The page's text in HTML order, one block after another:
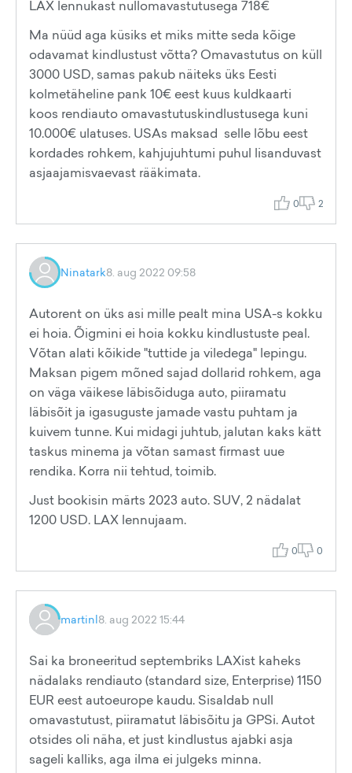
LAX lennukast nullomavastutusega 718€
Ma nüüd aga küsiks et miks mitte seda kõige
odavamat kindlustust võtta? Omavastutus on küll
3000 USD, samas pakub näiteks üks Eesti
kolmetäheline pank 10€ eest kuus kuldkaarti
koos rendiauto omavastutuskindlustusega kuni
10.000€ ulatuses. USAs maksad selle lõbu eest
kordades rohkem, kahjujuhtumi puhul lisanduvast
asjaajamisvaevast rääkimata.
0 2
Ninatark8. aug 2022 09:58
Autorent on üks asi mille pealt mina USA-s kokku
ei hoia. Õigmini ei hoia kokku kindlustuste peal.
Võtan alati kõikide "tuttide ja viledega" lepingu.
Maksan pigem mõned sajad dollarid rohkem, aga
on väga väikese läbisõiduga auto, piiramatu
läbisõit ja igasuguste jamade vastu puhtam ja
kuivem tunne. Kui midagi juhtub, jalutan kaks kätt
taskus minema ja võtan samast firmast uue
rendika. Korra nii tehtud, toimib.
Just bookisin märts 2023 auto. SUV, 2 nädalat
1200 USD. LAX lennujaam.
0 0
martinl8. aug 2022 15:44
Sai ka broneeritud septembriks LAXist kaheks
nädalaks rendiauto (standard size, Enterprise) 1150
EUR eest autoeurope kaudu. Sisaldab null
omavastutust, piiramatut läbisõitu ja GPSi. Autot
otsides oli näha, et just kindlustus ajabki asja
sageli kalliks, aga ilma ei julgeks minna.